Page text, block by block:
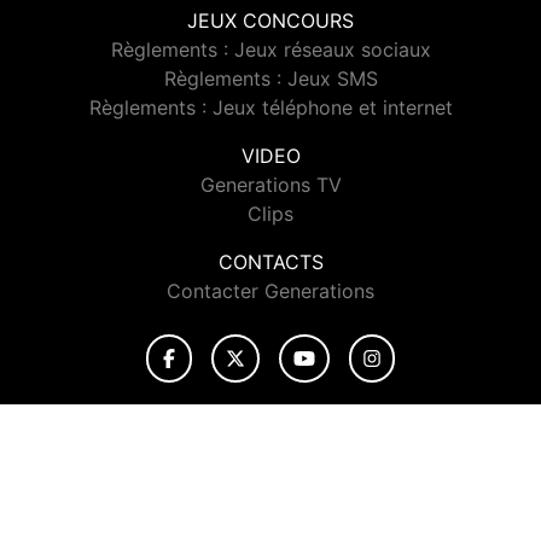
JEUX CONCOURS
Règlements : Jeux réseaux sociaux
Règlements : Jeux SMS
Règlements : Jeux téléphone et internet
VIDEO
Generations TV
Clips
CONTACTS
Contacter Generations